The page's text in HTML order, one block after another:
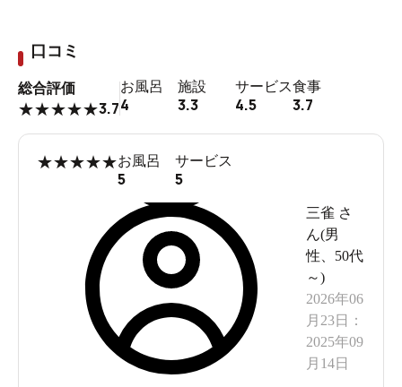
口コミ
総合評価
★★★★★3.7
お風呂
4
施設
3.3
サービス
4.5
食事
3.7
★★★★★お風呂
5
サービス
5
三雀 さ
ん(男
性
50代
～)
2026年06
月23日
：
2025年09
月14日